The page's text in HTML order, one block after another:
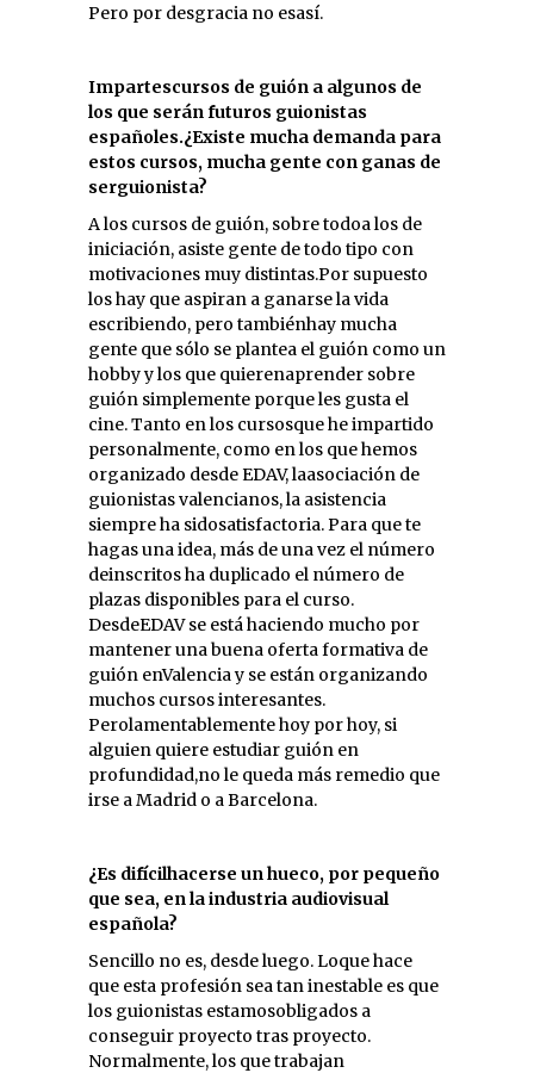
Pero por desgracia no esasí.
Impartescursos de guión a algunos de
los que serán futuros guionistas
españoles.¿Existe mucha demanda para
estos cursos, mucha gente con ganas de
serguionista?
A los cursos de guión, sobre todoa los de
iniciación, asiste gente de todo tipo con
motivaciones muy distintas.Por supuesto
los hay que aspiran a ganarse la vida
escribiendo, pero tambiénhay mucha
gente que sólo se plantea el guión como un
hobby y los que quierenaprender sobre
guión simplemente porque les gusta el
cine. Tanto en los cursosque he impartido
personalmente, como en los que hemos
organizado desde EDAV, laasociación de
guionistas valencianos, la asistencia
siempre ha sidosatisfactoria. Para que te
hagas una idea, más de una vez el número
deinscritos ha duplicado el número de
plazas disponibles para el curso.
DesdeEDAV se está haciendo mucho por
mantener una buena oferta formativa de
guión enValencia y se están organizando
muchos cursos interesantes.
Perolamentablemente hoy por hoy, si
alguien quiere estudiar guión en
profundidad,no le queda más remedio que
irse a Madrid o a Barcelona.
¿Es difícilhacerse un hueco, por pequeño
que sea, en la industria audiovisual
española?
Sencillo no es, desde luego. Loque hace
que esta profesión sea tan inestable es que
los guionistas estamosobligados a
conseguir proyecto tras proyecto.
Normalmente, los que trabajan